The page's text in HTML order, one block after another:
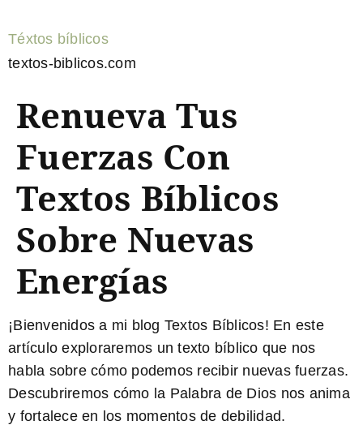
Téxtos bíblicos
textos-biblicos.com
Renueva Tus
Fuerzas Con
Textos Bíblicos
Sobre Nuevas
Energías
¡Bienvenidos a mi blog Textos Bíblicos! En este
artículo exploraremos un texto bíblico que nos
habla sobre cómo podemos recibir nuevas fuerzas.
Descubriremos cómo la Palabra de Dios nos anima
y fortalece en los momentos de debilidad.